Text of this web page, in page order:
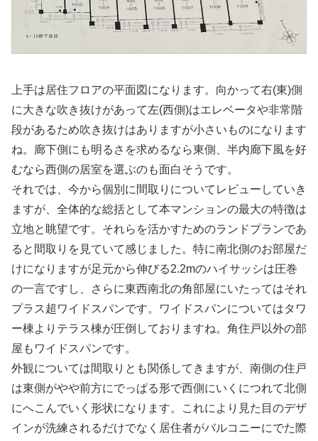
上手は居住フロアの平面図になります。向かって右(東)側
に大きな吹き抜けがあって左(西側)はエレベータや非常階
段があるため吹き抜けはありますが小さいものになります
ね。廊下側にも明るさを求めるなら東側、半内廊下風を好
むなら西側の居室を選ぶのも面白そうです。
それでは、今から個別に間取りについてレビューしていき
ますが、全体的な総括として本マンションの最大の特徴は
立地と眺望です。それらを活かすためのランドプランであ
ると間取りを見ていて感じました。特に南北側のお部屋だ
けになりますが足元から伸びる2.2mのハイサッシは圧巻
の一言ですし、さらに東西南北の角部屋にいたってはそれ
プラス超ワイドスパンです。ワイドスパンについてはタワ
ー棟よりテラス棟が圧倒しておりますね。角住戸以外の部
屋もワイドスパンです。
外観については間取りとも関係してきますが、南側の住戸
は東側がやや前方にでっぱる形で西側にいくにつれて北側
にへこんでいく形状になります。これにより見た目のデザ
インが洗練されるだけでなく居住者がバルコニーにでた際